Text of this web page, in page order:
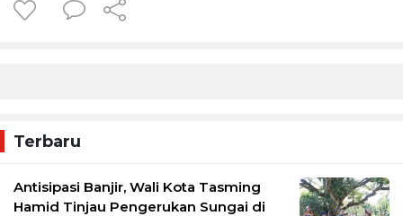
Terbaru
Antisipasi Banjir, Wali Kota Tasming
Hamid Tinjau Pengerukan Sungai di